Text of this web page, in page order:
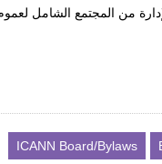
من المجتمع الشامل
ICANN Board/Bylaws